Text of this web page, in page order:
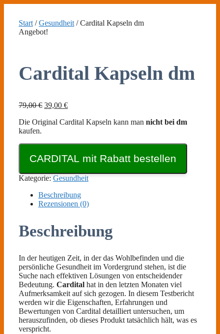
springen
Start /Gesundheit / Cardital Kapseln dm
Angebot!
Cardital Kapseln dm
79,00€ Ursprünglicher
war:
39,00 €Aktueller
ist:
Die Original Cardital Kapseln kann man nicht bei dm
kaufen.
CARDITAL mit Rabatt bestellen
Kategorie: Gesundheit
Beschreibung
Rezensionen (0)
Beschreibung
In der heutigen Zeit, in der das Wohlbefinden und die
persönliche Gesundheit im Vordergrund stehen, ist die
Suche nach effektiven Lösungen von entscheidender
Bedeutung. Cardital hat in den letzten Monaten viel
Aufmerksamkeit auf sich gezogen. In diesem Testbericht
werden wir die Eigenschaften, Erfahrungen und
Bewertungen von Cardital detailliert untersuchen, um
herauszufinden, ob dieses Produkt tatsächlich hält, was es
verspricht.